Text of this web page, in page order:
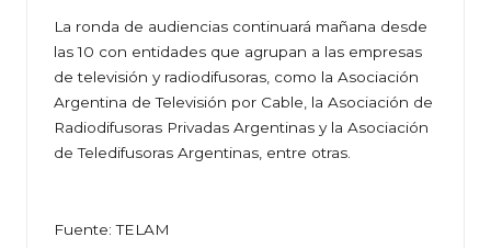
La ronda de audiencias continuará mañana desde
las 10 con entidades que agrupan a las empresas
de televisión y radiodifusoras, como la Asociación
Argentina de Televisión por Cable, la Asociación de
Radiodifusoras Privadas Argentinas y la Asociación
de Teledifusoras Argentinas, entre otras.
Fuente: TELAM